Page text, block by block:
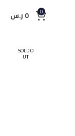
0
0 ر.س
SOLD O
UT